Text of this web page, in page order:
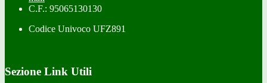
C.F.: 95065130130
Codice Univoco UFZ891
Sezione Link Utili